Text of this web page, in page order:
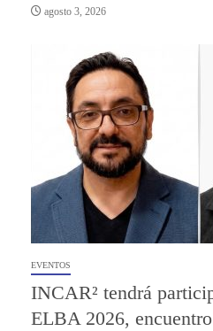
agosto 3, 2026
EVENTOS
INCAR² tendrá
ELBA 2026,